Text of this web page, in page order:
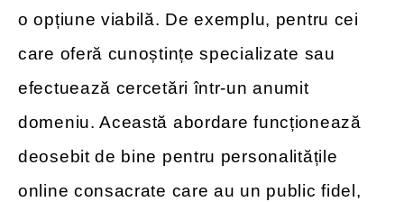
o opțiune viabilă. De exemplu, pentru cei
care oferă cunoștințe specializate sau
efectuează cercetări într-un anumit
domeniu. Această abordare funcționează
deosebit de bine pentru personalitățile
online consacrate care au un public fidel,